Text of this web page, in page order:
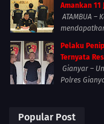
Amankan
ATAMBUA
Pelaku
Ternyata
Gianyar –
Polres
Popular Post